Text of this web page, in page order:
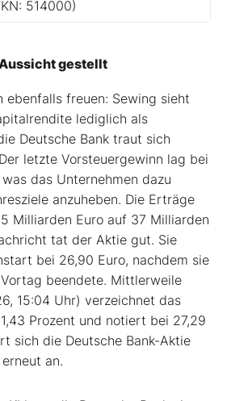
514000)
gestellt
ebenfalls freuen: Sewing sieht
lediglich als
Deutsche Bank traut sich
letzte Vorsteuergewinn lag bei
das Unternehmen dazu
anzuheben. Die Erträge
Milliarden Euro auf 37 Milliarden
tat der Aktie gut. Sie
bei 26,90 Euro, nachdem sie
beendete. Mittlerweile
15:04 Uhr) verzeichnet das
Prozent und notiert bei 27,29
sich die Deutsche Bank-Aktie
an.